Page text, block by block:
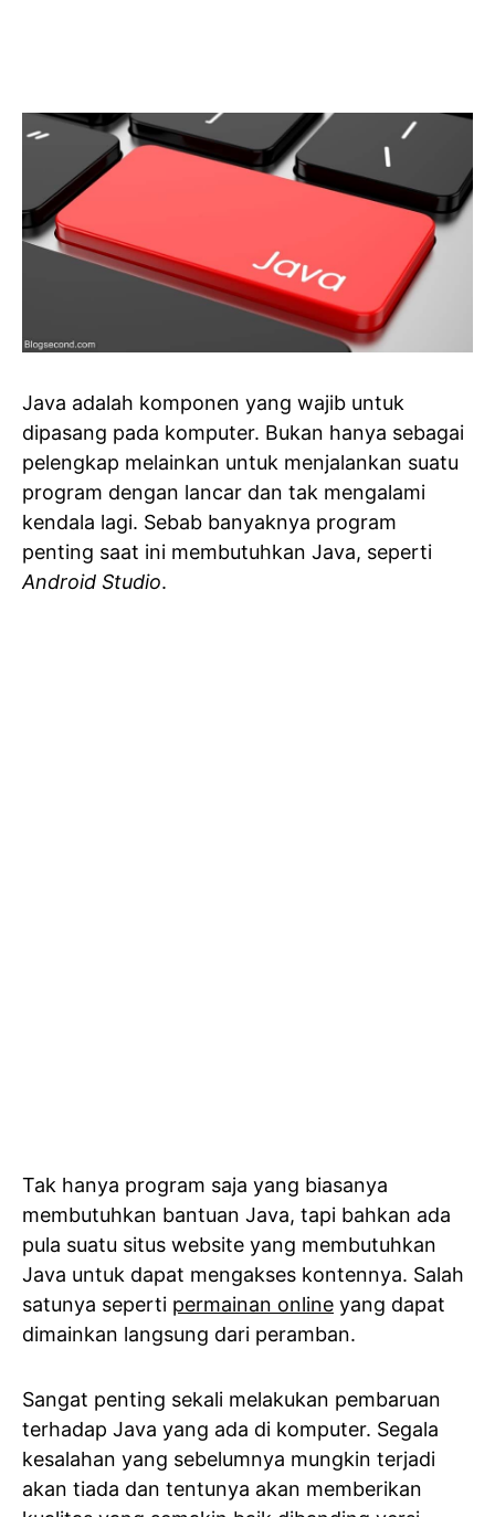
Java adalah komponen yang wajib untuk
dipasang pada komputer. Bukan hanya sebagai
pelengkap melainkan untuk menjalankan suatu
program dengan lancar dan tak mengalami
kendala lagi. Sebab banyaknya program
penting saat ini membutuhkan Java, seperti
Android Studio.
Tak hanya program saja yang biasanya
membutuhkan bantuan Java, tapi bahkan ada
pula suatu situs website yang membutuhkan
Java untuk dapat mengakses kontennya. Salah
satunya seperti permainan online yang dapat
dimainkan langsung dari peramban.
Sangat penting sekali melakukan pembaruan
terhadap Java yang ada di komputer. Segala
kesalahan yang sebelumnya mungkin terjadi
akan tiada dan tentunya akan memberikan